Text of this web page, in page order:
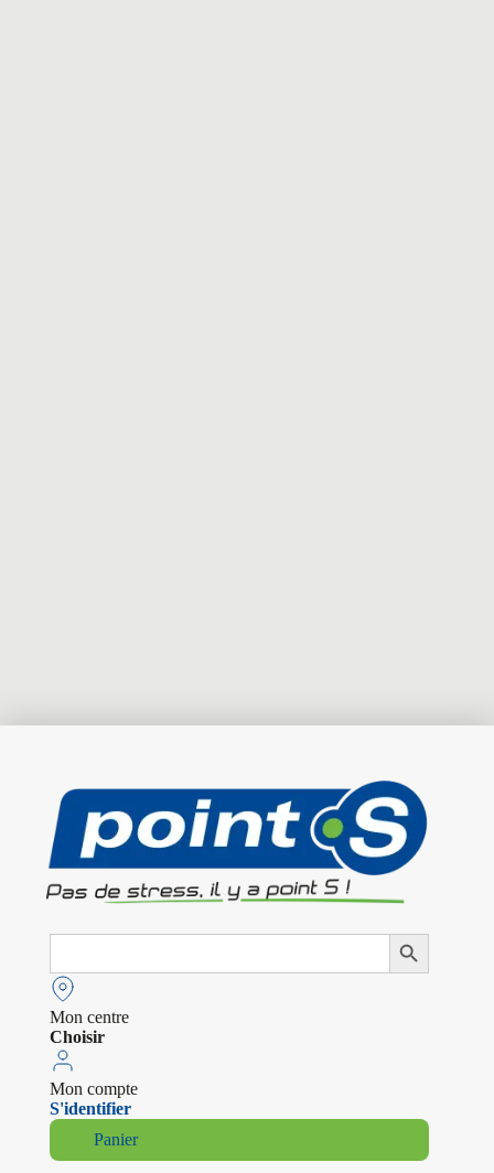
Search
Search Button
Mon centre
Choisir
Mon compte
S'identifier
Panier